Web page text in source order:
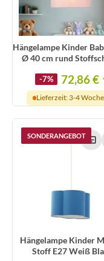
Hängelampe Kinder
Ø 40 cm rund
-7% 72,86 €
Lieferzeit: 3-4
SONDERANGEBOT
Hängelampe Kinder
Stoff E27 Weiß